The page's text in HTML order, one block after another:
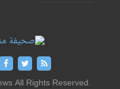
All Rights Reserved.